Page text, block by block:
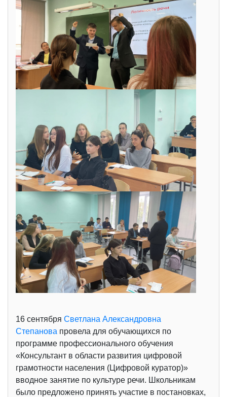
16 сентября Светлана Александровна
Степанова провела для обучающихся по
программе профессионального обучения
«Консультант в области развития цифровой
грамотности населения (Цифровой куратор)»
вводное занятие по культуре речи. Школьникам
было предложено принять участие в постановках,